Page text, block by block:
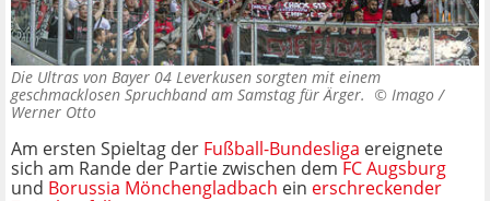
Die Ultras von Bayer 04 Leverkusen sorgten mit einem
geschmacklosen Spruchband am Samstag für Ärger. © Imago /
Werner Otto
Am ersten Spieltag der Fußball-Bundesliga ereignete
sich am Rande der Partie zwischen dem FC Augsburg
und Borussia Mönchengladbach ein erschreckender